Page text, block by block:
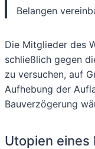
Belangen
Die Mitglieder des
schließlich gegen
zu versuchen, auf
Aufhebung der
Bauverzögerung
Utopien eines